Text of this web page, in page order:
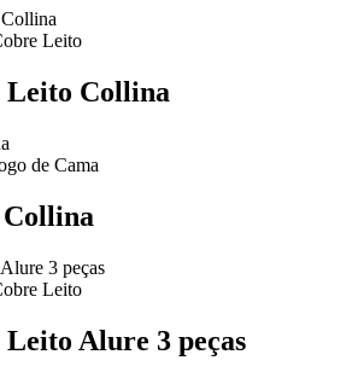
Leito
Leito Collina
de Cama
Collina
Leito
Leito Alure 3 peças